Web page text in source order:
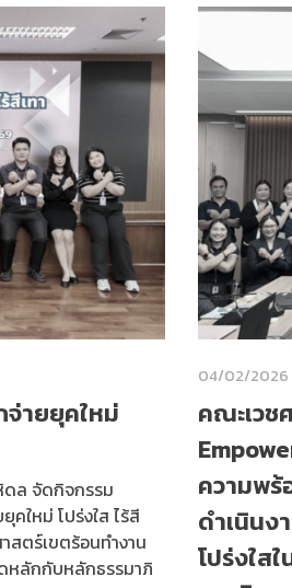
จ่ายยุคใหม่
ดล จัดกิจกรรม
คใหม่ โปร่งใส ไร้สี
สตร์เขตร้อนทำงาน
หลักกับหลักธรรมาภิ
04/02/2026
คณะเวช
ความพร้
ดำเนินง
โปร่งใส